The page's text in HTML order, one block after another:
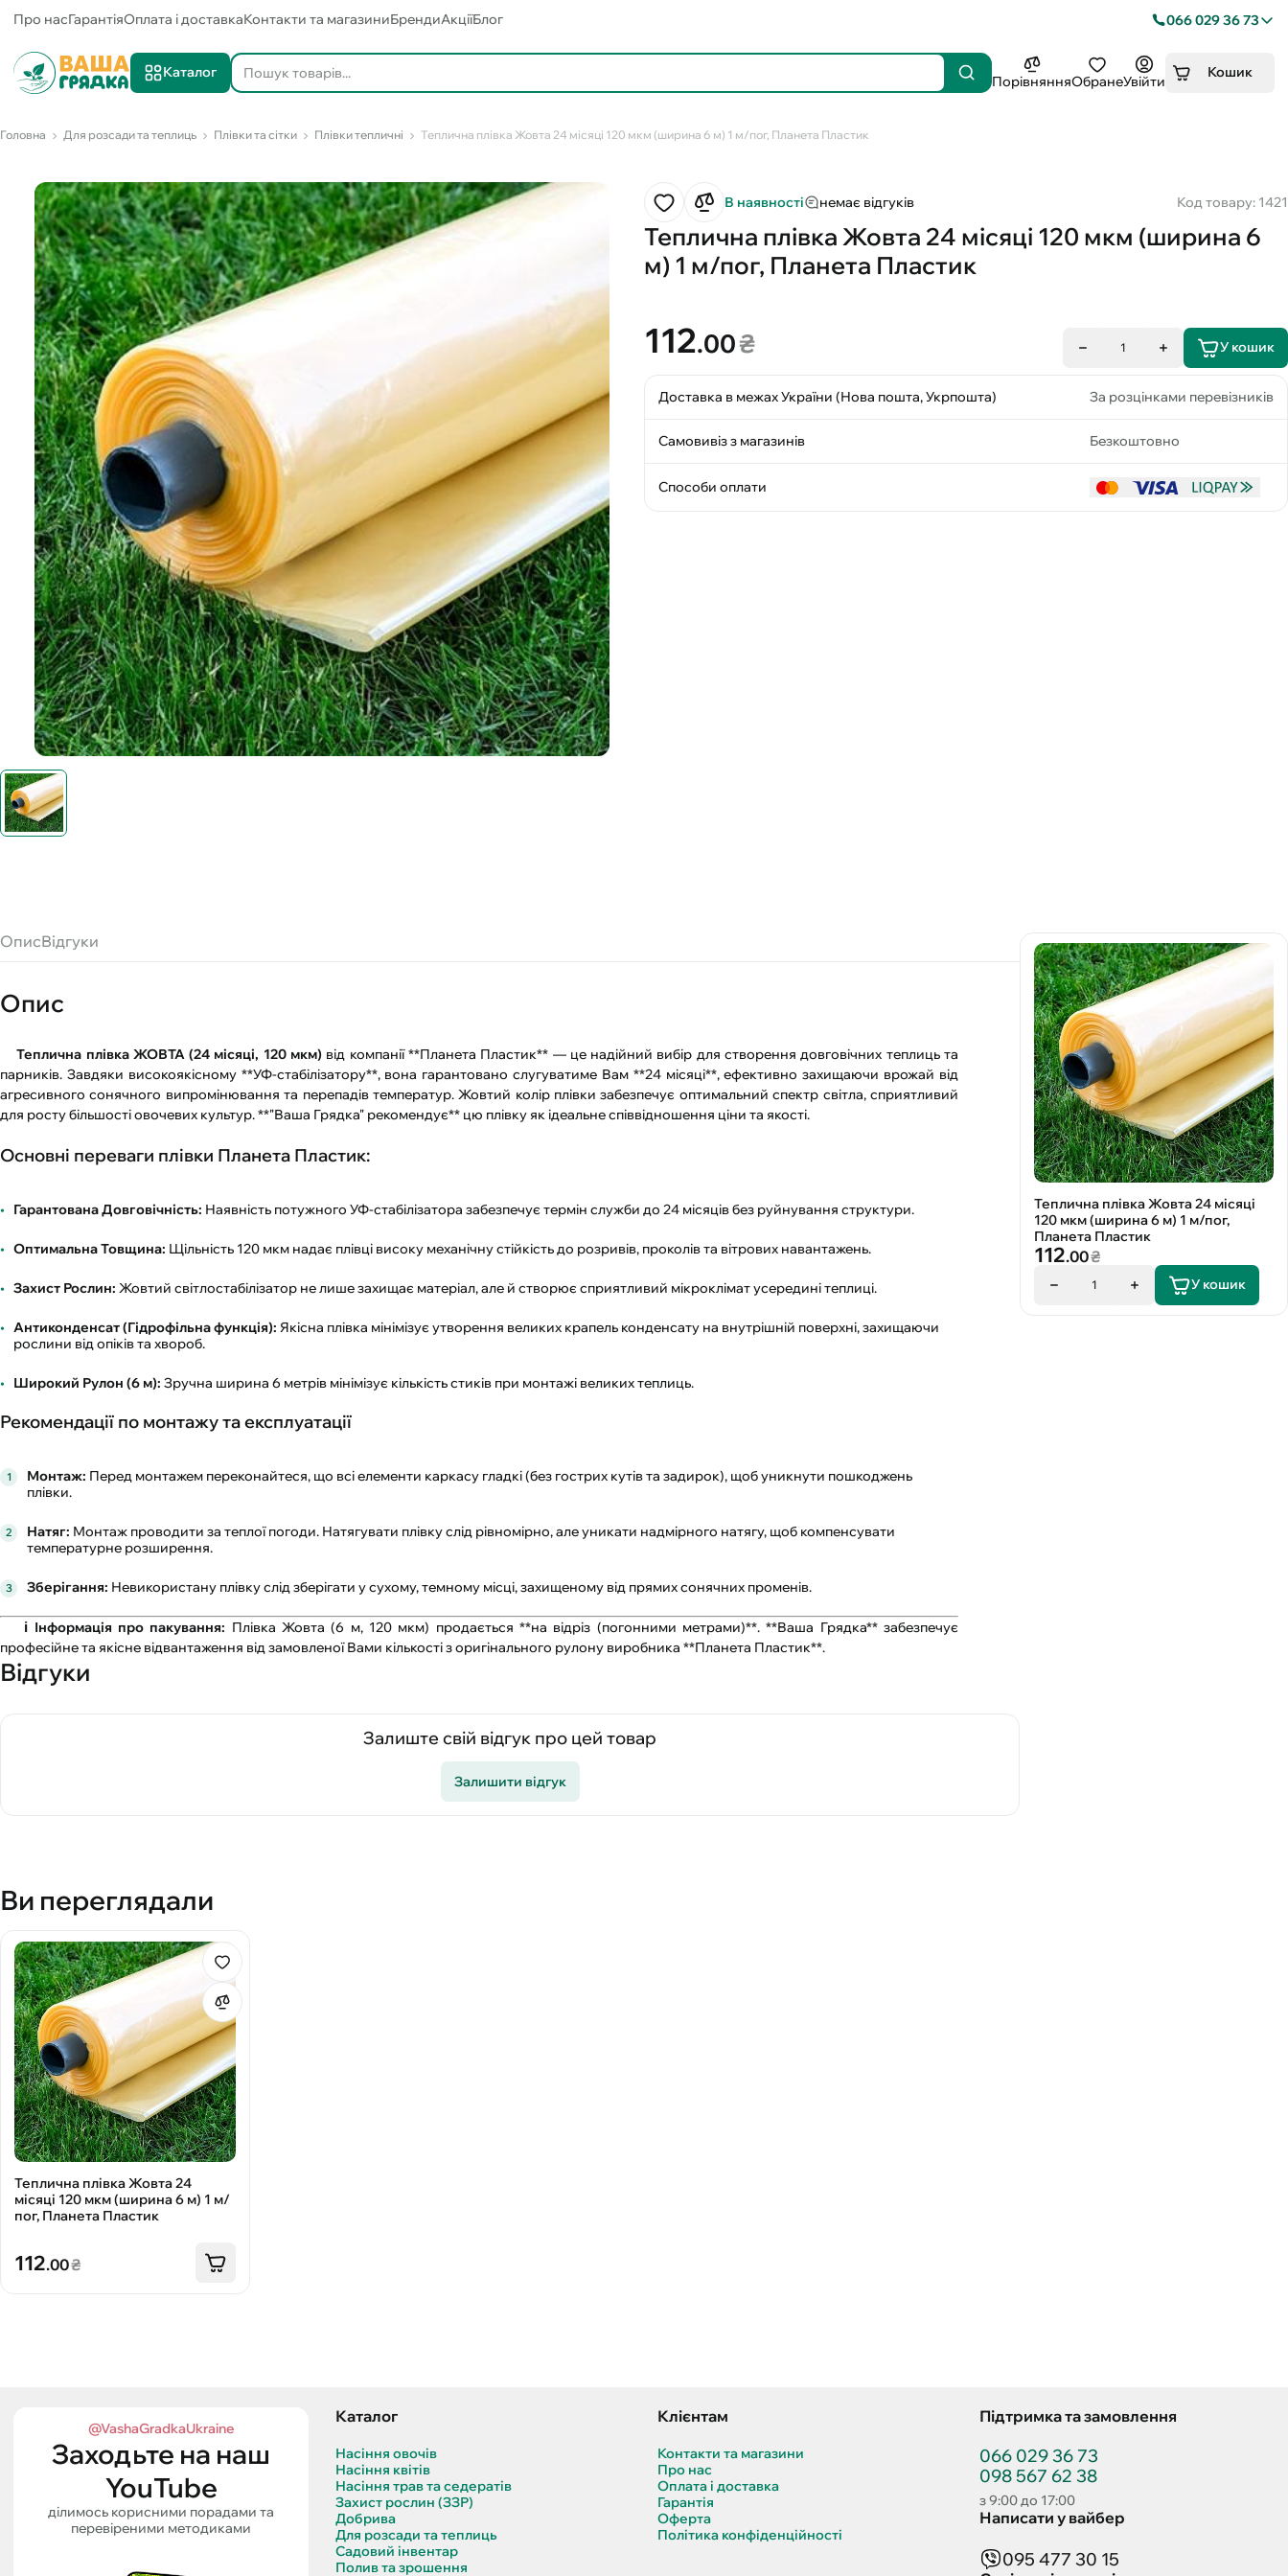
Про насГарантіяОплата і доставкаКонтакти та магазиниБрендиАкціїБлог 066 029 36 73
Каталог
ПорівнянняОбранеУвійти
Кошик
Головна Для розсади та теплиць Плівки та сітки Плівки тепличні Теплична плівка Жовта 24 місяці 120 мкм (ширина 6 м) 1 м/пог, Планета Пластик
В наявності немає відгуків Код товару: 1421
Теплична плівка Жовта 24 місяці 120 мкм (ширина 6
м) 1 м/пог, Планета Пластик
112.00₴ 1 У кошик
Доставка в межах України (Нова пошта, Укрпошта) За розцінками перевізників
Самовивіз з магазинів Безкоштовно
Способи оплати
ОписВідгуки
Опис
Теплична плівка ЖОВТА (24 місяці, 120 мкм) від компанії **Планета Пластик** — це надійний вибір для створення довговічних теплиць та
парників. Завдяки високоякісному **УФ-стабілізатору**, вона гарантовано слугуватиме Вам **24 місяці**, ефективно захищаючи врожай від
агресивного сонячного випромінювання та перепадів температур. Жовтий колір плівки забезпечує оптимальний спектр світла, сприятливий
для росту більшості овочевих культур. **"Ваша Грядка" рекомендує** цю плівку як ідеальне співвідношення ціни та якості.
Основні переваги плівки Планета Пластик:
Гарантована Довговічність: Наявність потужного УФ-стабілізатора забезпечує термін служби до 24 місяців без руйнування структури.
Оптимальна Товщина: Щільність 120 мкм надає плівці високу механічну стійкість до розривів, проколів та вітрових навантажень.
Захист Рослин: Жовтий світлостабілізатор не лише захищає матеріал, але й створює сприятливий мікроклімат усередині теплиці.
Антиконденсат (Гідрофільна функція): Якісна плівка мінімізує утворення великих крапель конденсату на внутрішній поверхні, захищаючи
рослини від опіків та хвороб.
Широкий Рулон (6 м): Зручна ширина 6 метрів мінімізує кількість стиків при монтажі великих теплиць.
Рекомендації по монтажу та експлуатації
Монтаж: Перед монтажем переконайтеся, що всі елементи каркасу гладкі (без гострих кутів та задирок), щоб уникнути пошкоджень
плівки.
Натяг: Монтаж проводити за теплої погоди. Натягувати плівку слід рівномірно, але уникати надмірного натягу, щоб компенсувати
температурне розширення.
Зберігання: Невикористану плівку слід зберігати у сухому, темному місці, захищеному від прямих сонячних променів.
ℹ️ Інформація про пакування: Плівка Жовта (6 м, 120 мкм) продається **на відріз (погонними метрами)**. **Ваша Грядка** забезпечує
професійне та якісне відвантаження від замовленої Вами кількості з оригінального рулону виробника **Планета Пластик**.
Відгуки
Залиште свій відгук про цей товар
Залишити відгук
Теплична плівка Жовта 24 місяці
120 мкм (ширина 6 м) 1 м/пог,
Планета Пластик
112.00₴
1 У кошик
Ви переглядали
Теплична плівка Жовта 24
місяці 120 мкм (ширина 6 м) 1 м/
пог, Планета Пластик
112.00₴
@VashaGradkaUkraine
Заходьте на наш
YouTube
ділимось корисними порадами та
перевіреними методиками
Каталог
Насіння овочів
Насіння квітів
Насіння трав та седератів
Захист рослин (ЗЗР)
Добрива
Для розсади та теплиць
Садовий інвентар
Полив та зрошення
Клієнтам
Контакти та магазини
Про нас
Оплата і доставка
Гарантія
Оферта
Політика конфіденційності
Підтримка та замовлення
066 029 36 73
098 567 62 38
з 9:00 до 17:00
Написати у вайбер
095 477 30 15